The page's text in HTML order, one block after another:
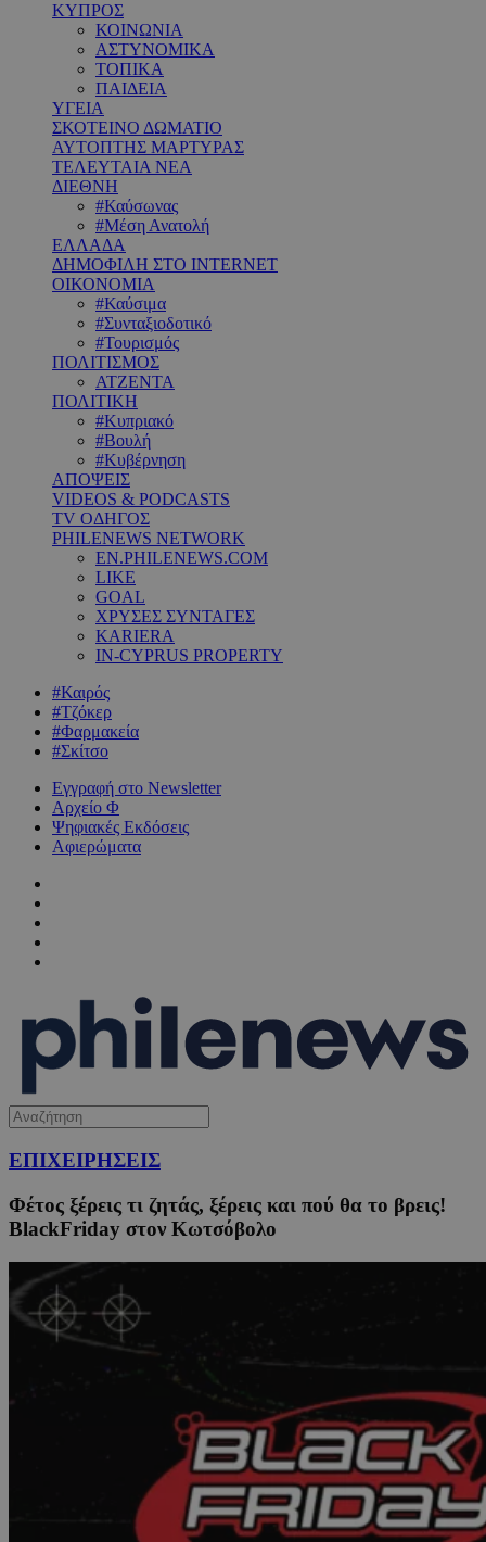
ΚΥΠΡΟΣ
ΚΟΙΝΩΝΙΑ
ΑΣΤΥΝΟΜΙΚΑ
ΤΟΠΙΚΑ
ΠΑΙΔΕΙΑ
ΥΓΕΙΑ
ΣΚΟΤΕΙΝΟ ΔΩΜΑΤΙΟ
ΑΥΤΟΠΤΗΣ ΜΑΡΤΥΡΑΣ
ΤΕΛΕΥΤΑΙΑ ΝΕΑ
ΔΙΕΘΝΗ
#Καύσωνας
#Μέση Ανατολή
ΕΛΛΑΔΑ
ΔΗΜΟΦΙΛΗ ΣΤΟ INTERNET
ΟΙΚΟΝΟΜΙΑ
#Καύσιμα
#Συνταξιοδοτικό
#Τουρισμός
ΠΟΛΙΤΙΣΜΟΣ
ΑΤΖΕΝΤΑ
ΠΟΛΙΤΙΚΗ
#Κυπριακό
#Βουλή
#Κυβέρνηση
ΑΠΟΨΕΙΣ
VIDEOS & PODCASTS
TV ΟΔΗΓΟΣ
PHILENEWS NETWORK
EN.PHILENEWS.COM
LIKE
GOAL
ΧΡΥΣΕΣ ΣΥΝΤΑΓΕΣ
KARIERA
IN-CYPRUS PROPERTY
#Καιρός
#Τζόκερ
#Φαρμακεία
#Σκίτσο
Εγγραφή στο Newsletter
Αρχείο Φ
Ψηφιακές Εκδόσεις
Αφιερώματα
ΕΠΙΧΕΙΡΗΣΕΙΣ
Φέτος ξέρεις τι ζητάς, ξέρεις και πού θα το βρεις!
BlackFriday στον Κωτσόβολο